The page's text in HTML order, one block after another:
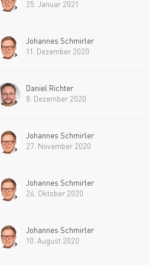
25. Januar 2021
Johannes Schmirler
11. Dezember 2020
Daniel Richter
8. Dezember 2020
Johannes Schmirler
27. November 2020
Johannes Schmirler
26. Oktober 2020
Johannes Schmirler
10. August 2020